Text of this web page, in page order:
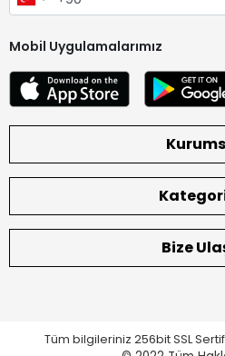
Mobil Uygulamalarımız
Bize
Tüm bilgileriniz 256bit SSL